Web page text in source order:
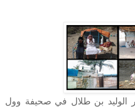
الوليد بن طلال في صحيفة وول